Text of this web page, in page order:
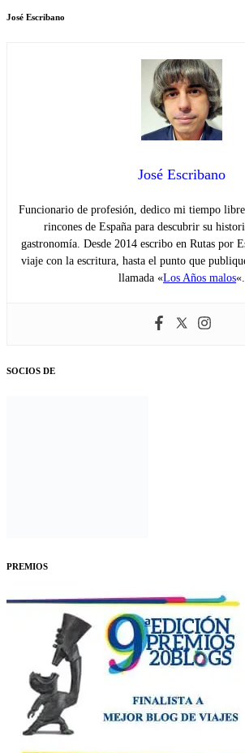
José Escribano
José Escribano
Funcionario de profesión, dedico mi tiempo
rincones de España para descubrir su
gastronomía. Desde 2014 escribo en Rutas por
viaje con la escritura, hasta el punto que
llamada «Los Años malos«.
SOCIOS DE
PREMIOS